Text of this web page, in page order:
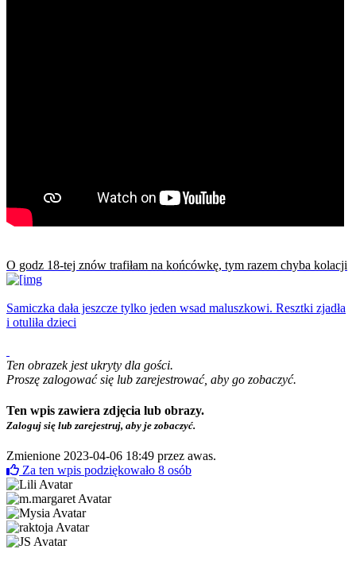
O godz 18-tej znów trafiłam na końcówkę, tym razem chyba kolacji
Samiczka dała jeszcze tylko jeden wsad maluszkowi. Resztki zjadła
i otuliła dzieci
Ten obrazek jest ukryty dla gości.
Proszę zalogować się lub zarejestrować, aby go zobaczyć.
Ten wpis zawiera zdjęcia lub obrazy.
Zaloguj się lub zarejestruj, aby je zobaczyć.
Zmienione 2023-04-06 18:49 przez awas.
Za ten wpis podziękowało 8 osób